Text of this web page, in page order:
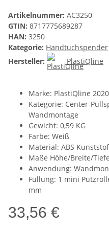
Artikelnummer: AC3250
GTIN: 8717775689287
HAN: 3250
Kategorie: Handtuchspender
Hersteller:
PlastiQline
Marke: PlastiQline 2020
Kategorie: Center-
Wandmontage
Gewicht: 0,59 KG
Farbe: Weiß
Material: ABS
Maße Höhe/Breite/
Anwendung:
Füllung: 1 mini
mm
33,56 €